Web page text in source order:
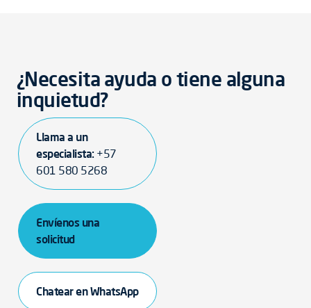
¿Necesita ayuda o tiene alguna
inquietud?
Llama a un
especialista: +57
601 580 5268
Envíenos una
solicitud
Chatear en WhatsApp